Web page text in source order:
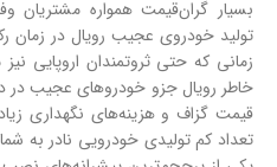
بسیار گران‌قیمت همواره مشتریان
تولید خودروی عجیب رویال در زمان
زمانی که حتی ثروتمندان اروپایی
خاطر رویال جزو خودروهای عجیب در
قیمت گزاف و هزینه‌های نگهداری